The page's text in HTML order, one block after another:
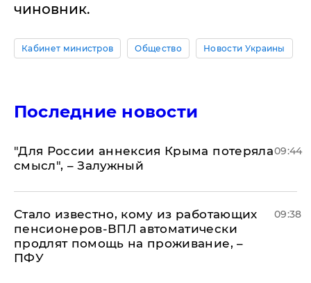
чиновник.
Кабинет министров Общество Новости Украины
Последние новости
"Для России аннексия Крыма потеряла
смысл", – Залужный
09:44
Стало известно, кому из работающих
пенсионеров-ВПЛ автоматически
продлят помощь на проживание, –
ПФУ
09:38